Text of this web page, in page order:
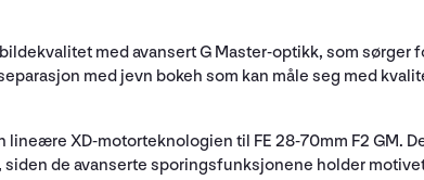
med avansert G Master-optikk, som
med jevn bokeh som kan måle seg med
XD-motorteknologien til FE 28-70mm F2 GM.
de avanserte sporingsfunksjonene holder